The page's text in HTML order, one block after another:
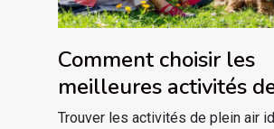
Comment choisir les
meilleures activités
air pour votre famille
Trouver les activités de plein air